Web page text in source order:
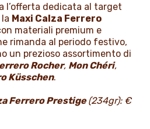
l’offerta dedicata al target
Maxi Calza Ferrero
materiali premium e
rimanda al periodo festivo,
un prezioso assortimento di
Rocher, Mon Chéri,
Küsschen.
Ferrero Prestige(234gr): €